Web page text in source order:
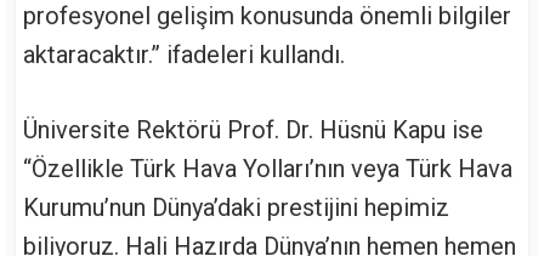
profesyonel gelişim konusunda önemli bilgiler
aktaracaktır.” ifadeleri kullandı.
Üniversite Rektörü Prof. Dr. Hüsnü Kapu ise
“Özellikle Türk Hava Yolları’nın veya Türk Hava
Kurumu’nun Dünya’daki prestijini hepimiz
biliyoruz. Hali Hazırda Dünya’nın hemen hemen